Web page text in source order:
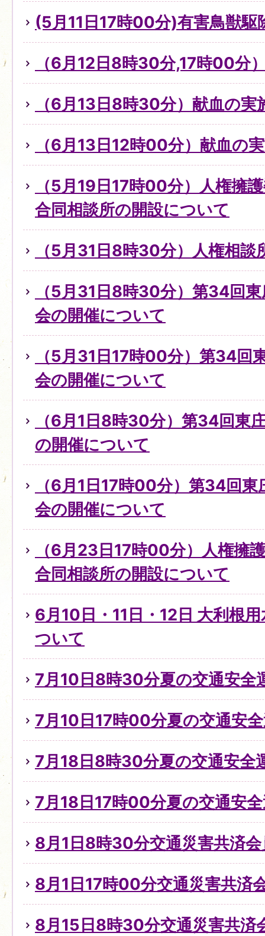
(5月11日17時00分)有害鳥獣駆
（6月12日8時30分,17時00分
（6月13日8時30分）献血の実
（6月13日12時00分）献血の
（5月19日17時00分）人権擁
合同相談所の開設について
（5月31日8時30分）人権相
（5月31日8時30分）第34回
会の開催について
（5月31日17時00分）第34回
会の開催について
（6月1日8時30分）第34回東
の開催について
（6月1日17時00分）第34回
会の開催について
（6月23日17時00分）人権擁
合同相談所の開設について
6月10日・11日・12日 大利根
ついて
7月10日8時30分夏の交通安全
7月10日17時00分夏の交通安
7月18日8時30分夏の交通安全
7月18日17時00分夏の交通安
8月1日8時30分交通災害共済
8月1日17時00分交通災害共済
8月15日8時30分交通災害共済